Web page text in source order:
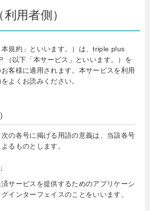
用者側）
本規約」といいます。）は、triple plus
（以下「本サービス」といいます。）を
客様に適用されます。本サービスを利用
よくお読みください。
の各号に掲げる用語の意義は、当該各号
るものとします。
サービスを提供するためのアプリケーシ
インターフェイスのことをいいます。